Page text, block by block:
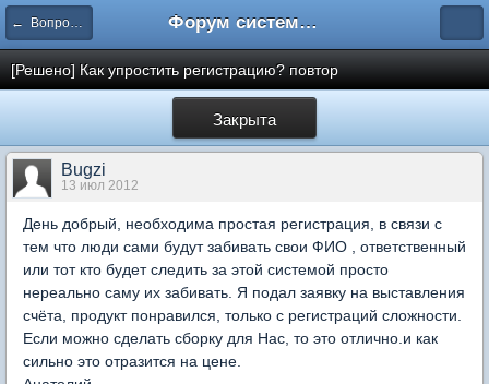
← Вопросы администрирования системы Форум системы тестирования INDIGO
[Решено] Как упростить регистрацию? повтор
Закрыта
Bugzi
13 июл 2012
День добрый, необходима простая регистрация, в связи с
тем что люди сами будут забивать свои ФИО , ответственный
или тот кто будет следить за этой системой просто
нереально саму их забивать. Я подал заявку на выставления
счёта, продукт понравился, только с регистраций сложности.
Если можно сделать сборку для Нас, то это отлично.и как
сильно это отразится на цене.